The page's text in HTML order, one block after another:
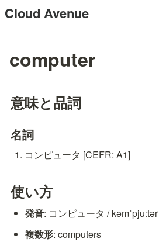
Cloud Avenue
computer
意味と品詞
名詞
コンピュータ [CEFR: A1]
使い方
発音: コンピュータ / kəmˈpjuːtər
複数形: computers